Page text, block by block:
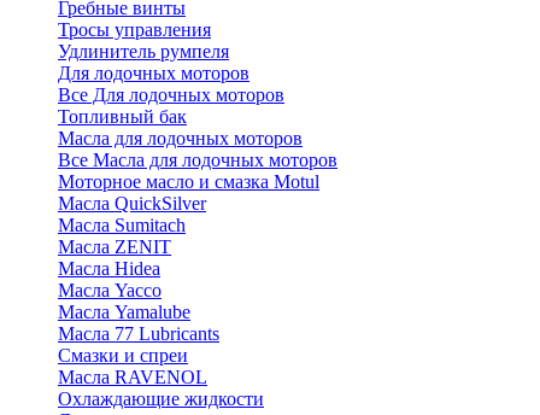
Гребные винты
Тросы управления
Удлинитель румпеля
Для лодочных моторов
Все Для лодочных моторов
Топливный бак
Масла для лодочных моторов
Все Масла для лодочных моторов
Моторное масло и смазка Motul
Масла QuickSilver
Масла Sumitach
Масла ZENIT
Масла Hidea
Масла Yacco
Масла Yamalube
Масла 77 Lubricants
Смазки и спреи
Масла RAVENOL
Охлаждающие жидкости